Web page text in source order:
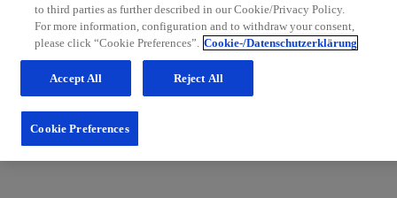
Zum Nurse Bereich
to third parties as further described in our Cookie/Privacy Policy.
For more information, configuration and to withdraw your consent,
please click “Cookie Preferences”. Cookie-/Datenschutzerklärung
Cookie Preferences
Reject All
Accept All